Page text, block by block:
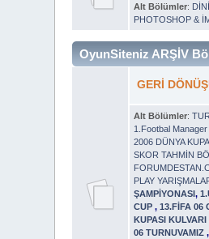
Alt Bölümler:
PHOTOSHOP &
OyunSiteniz ARŞİV
GERİ
Alt Bölümler:
1.Footbal
2006 DÜNYA
SKOR TAHMİN
PLAY
ŞAMPİYONASI,
CUP,13.FİFA 06
KUPASI KULVARI
06 TURNUVAMIZ